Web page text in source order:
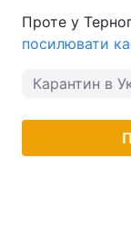
Проте у
посилювати
Карантин в